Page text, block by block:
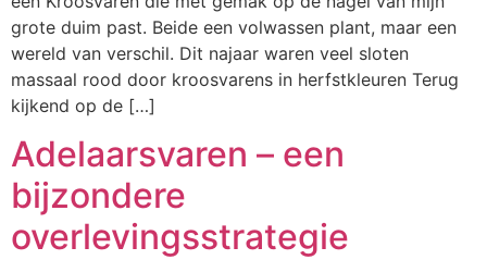
grote duim past. Beide een volwassen plant, maar een
wereld van verschil. Dit najaar waren veel sloten
massaal rood door kroosvarens in herfstkleuren Terug
kijkend op de […]
Adelaarsvaren – een
bijzondere
overlevingsstrategie